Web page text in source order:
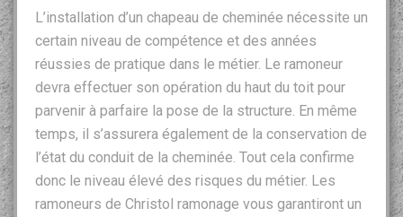
L’installation d’un chapeau de cheminée nécessite un
certain niveau de compétence et des années
réussies de pratique dans le métier. Le ramoneur
devra effectuer son opération du haut du toit pour
parvenir à parfaire la pose de la structure. En même
temps, il s’assurera également de la conservation de
l’état du conduit de la cheminée. Tout cela confirme
donc le niveau élevé des risques du métier. Les
ramoneurs de Christol ramonage vous garantiront un